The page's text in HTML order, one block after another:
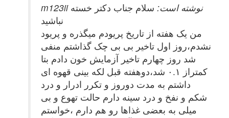
m123ii نوشته است: سلام جناب دکتر خسته
نباشید
من یک هفته از تاریخ پریودم میگذره و پریود
نشدم،روز اول تاخیر بی بی چک گذاشتم منفی
شد روز چهارم تاخیر آزمایش خون دادم بتا
کمتراز ۰.۱ شد،دوهفته قبل لکه بینی قهوه ای
داشتم به مدت دوروز و تکرر ادرار و درد
شکم و نفخ و درد سینه دارم حالت تهوع و بی
میلی به بعضی غذاها رو هم دارم ،خواستم